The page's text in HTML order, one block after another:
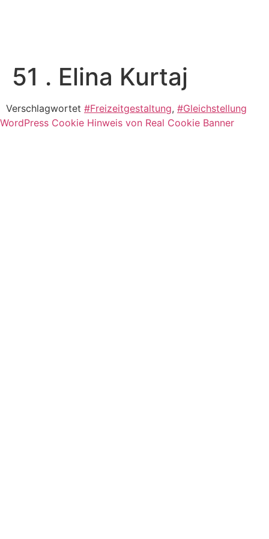
51 . Elina Kurtaj
Verschlagwortet #Freizeitgestaltung, #Gleichstellung
WordPress Cookie Hinweis von Real Cookie Banner